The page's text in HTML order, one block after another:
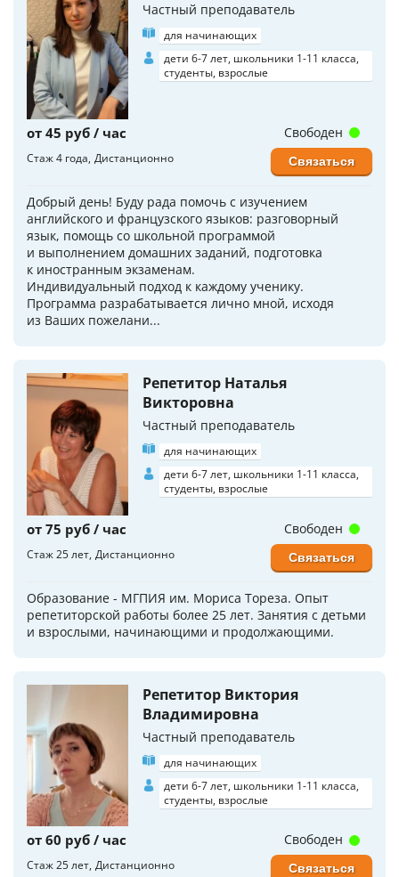
Частный преподаватель
для начинающих
дети 6-7 лет, школьники 1-11 класса,
студенты, взрослые
от 45 руб / час
Стаж 4 года Дистанционно
Добрый день! Буду рада помочь с изучением
английского и французского языков: разговорный
язык, помощь со школьной программой
и выполнением домашних заданий, подготовка
к иностранным экзаменам.
Индивидуальный подход к каждому ученику.
Программа разрабатывается лично мной, исходя
из Ваших пожелани...
Свободен
Связаться
Репетитор Наталья
Викторовна
Частный преподаватель
для начинающих
дети 6-7 лет, школьники 1-11 класса,
студенты, взрослые
от 75 руб / час
Стаж 25 лет Дистанционно
Образование - МГПИЯ им. Мориса Тореза. Опыт
репетиторской работы более 25 лет. Занятия с детьми
и взрослыми, начинающими и продолжающими.
Свободен
Связаться
Репетитор Виктория
Владимировна
Частный преподаватель
для начинающих
дети 6-7 лет, школьники 1-11 класса,
студенты, взрослые
от 60 руб / час
Стаж 25 лет Дистанционно
Свободен
Связаться